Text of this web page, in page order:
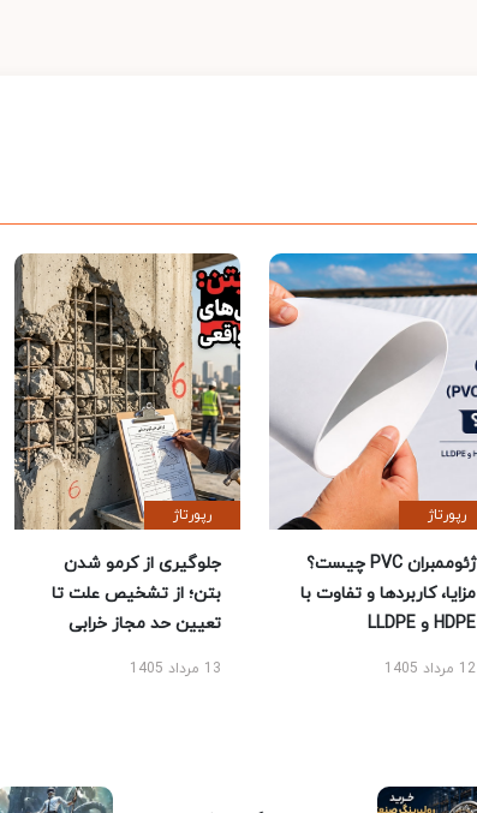
رپورتاژ
ژئوممبران PVC چیست؟
مزایا، کاربردها و تفاوت با
HDPE و LLDPE
12 مرداد 1405
رپورتاژ
جلوگیری از کرمو شدن
بتن؛ از تشخیص علت تا
تعیین حد مجاز خرابی
13 مرداد 1405